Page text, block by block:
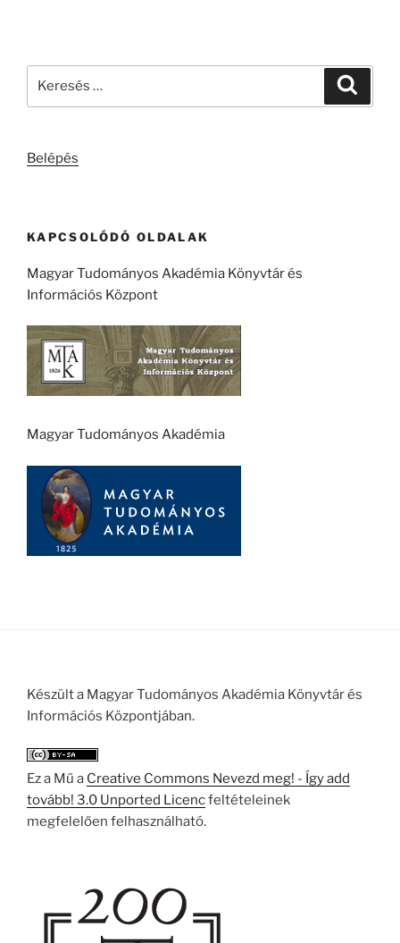
Belépés
KAPCSOLÓDÓ OLDALAK
Magyar Tudományos Akadémia Könyvtár és
Információs Központ
Magyar Tudományos Akadémia
Készült a Magyar Tudományos Akadémia Könyvtár és
Információs Központjában.
Ez a Mű a Creative Commons Nevezd meg! - Így add
tovább! 3.0 Unported Licencfeltételeinek
megfelelően felhasználható.